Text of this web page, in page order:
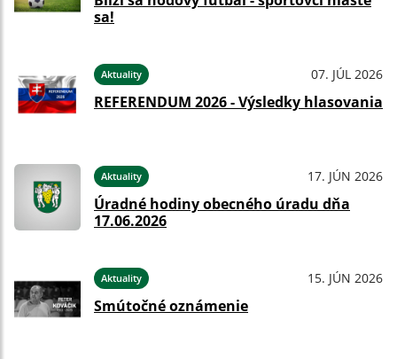
sa!
Aktuality 07. JÚL 2026
REFERENDUM 2026 - Výsledky hlasovania
Aktuality 17. JÚN 2026
Úradné hodiny obecného úradu dňa
17.06.2026
Aktuality 15. JÚN 2026
Smútočné oznámenie